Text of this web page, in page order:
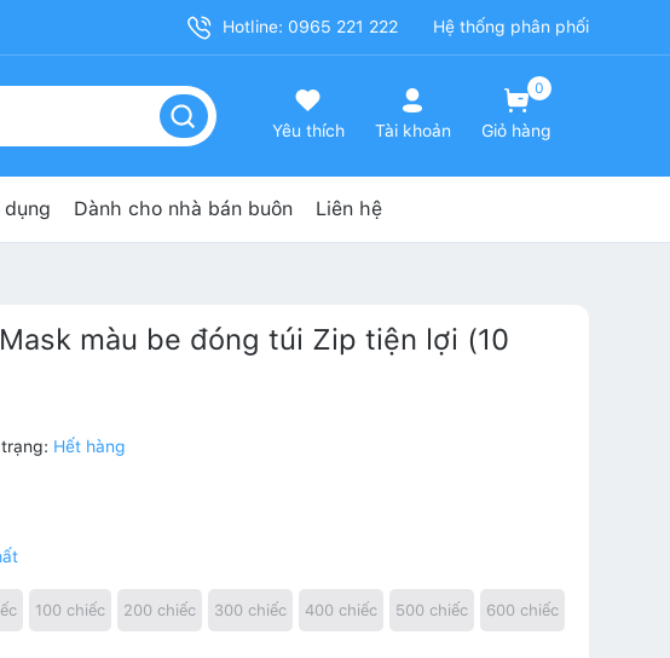
Hotline: 0965 221 222 Hệ thống phân phối
Yêu thích Tài khoản
0
Giỏ hàng
dụng Dành cho nhà bán buôn Liên hệ
màu be đóng túi Zip tiện lợi (10
Hết hàng
100 chiếc 200 chiếc 300 chiếc 400 chiếc 500 chiếc 600 chiếc